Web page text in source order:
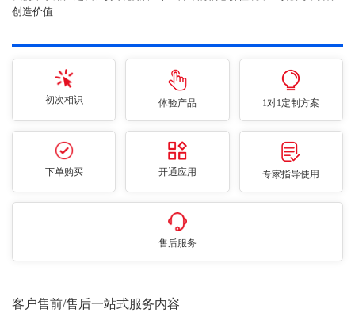
创造价值
初次相识 体验产品 1对1定制方案
下单购买 开通应用 专家指导使用
售后服务
客户售前/售后一站式服务内容